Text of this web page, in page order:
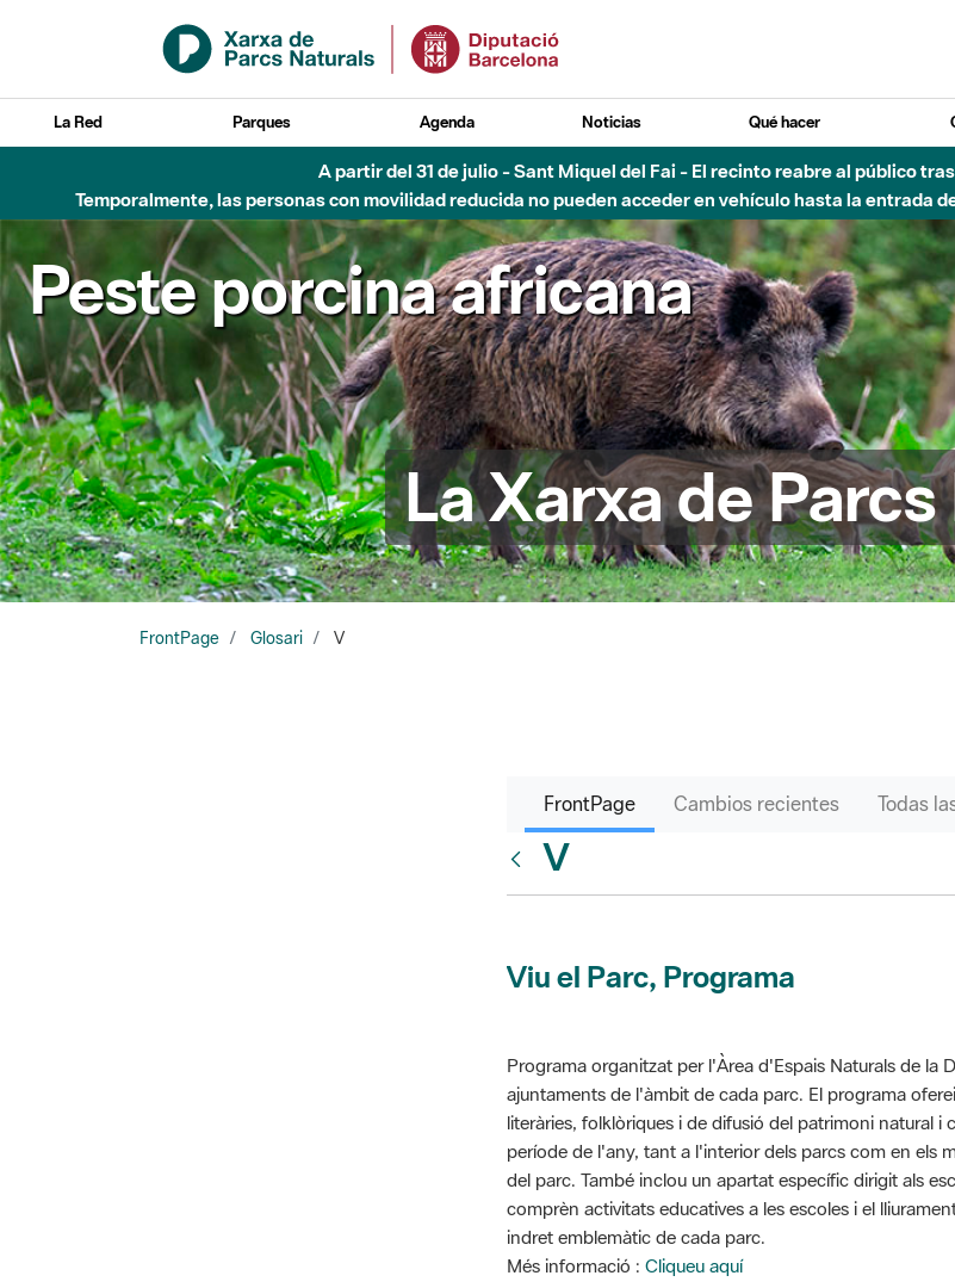
Saltar al contenido principal
La Red Parques Agenda Noticias Qué hacer
A partir del 31 de julio - Sant Miquel del Fai - El recinto reabre al público
Temporalmente, las personas con movilidad reducida no pueden acceder en vehículo hasta la entrada
Peste porcina africana
La Xarxa de
FrontPage Glosari V
FrontPage Cambios recientes Todas
V
Viu el Parc, Programa
Programa organitzat per l'Àrea d'Espais Naturals de la
ajuntaments de l'àmbit de cada parc. El programa
literàries, folklòriques i de difusió del patrimoni natural
període de l'any, tant a l'interior dels parcs com en els
del parc. També inclou un apartat específic dirigit als
comprèn activitats educatives a les escoles i el
indret emblemàtic de cada parc.
Més informació : Cliqueu aquí